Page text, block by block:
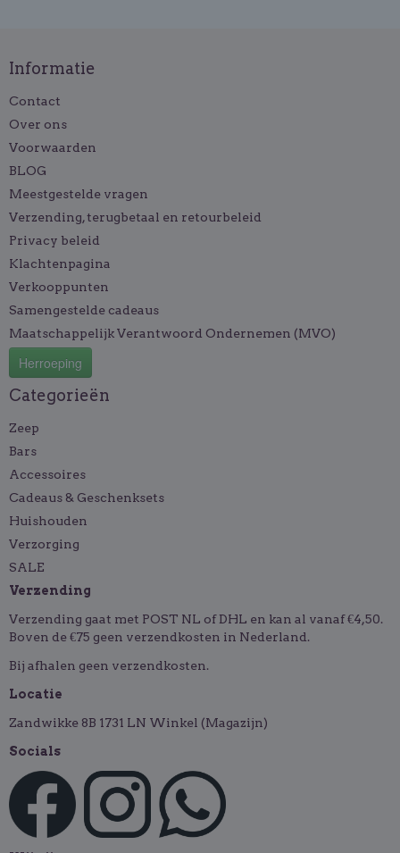
Informatie
Contact
Over ons
Voorwaarden
BLOG
Meestgestelde vragen
Verzending, terugbetaal en retourbeleid
Privacy beleid
Klachtenpagina
Verkooppunten
Samengestelde cadeaus
Maatschappelijk Verantwoord Ondernemen (MVO)
Herroeping
Categorieën
Zeep
Bars
Accessoires
Cadeaus & Geschenksets
Huishouden
Verzorging
SALE
Verzending
Verzending gaat met POST NL of DHL en kan al vanaf €4,50.
Boven de €75 geen verzendkosten in Nederland.
Bij afhalen geen verzendkosten.
Locatie
Zandwikke 8B 1731 LN Winkel (Magazijn)
Socials